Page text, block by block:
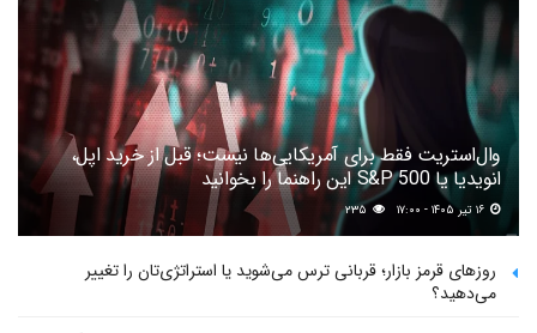
وال‌استریت فقط برای آمریکایی‌ها نیست؛ قبل از خرید اپل،
انویدیا یا S&P 500 این راهنما را بخوانید
۲۳۵
روزهای قرمز بازار؛ قربانی ترس می‌شوید یا استراتژی‌تان را تغییر
می‌دهید؟